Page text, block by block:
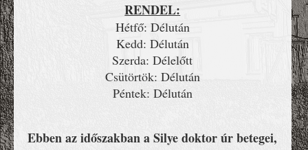
RENDEL:
Hétfő: Délután
Kedd: Délután
Szerda: Délelőtt
Csütörtök: Délután
Péntek: Délután
Ebben az időszakban a Silye doktor úr betegei,